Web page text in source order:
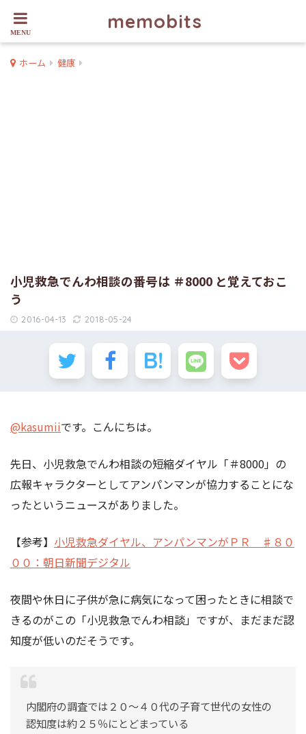
memobits
ホーム 健康
小児救急でんわ相談の番号は ＃8000 と覚えておこ
う
2016-04-13 2018-05-24
@kasumiiです。こんにちは。
先日、小児救急でんわ相談の短縮ダイヤル「＃8000」の
広報キャラクターとしてアンパンマンが協力することにな
ったというニュースがありました。
【参考】 小児救急ダイヤル、アンパンマンがＰＲ ♯８０
００：朝日新聞デジタル
夜間や休日に子供が急に病気になって困ったときに相談で
きるのがこの「小児救急でんわ相談」ですが、まだまだ認
知度が低いのだそうです。
内閣府の調査では２０～４０代の子育て世代の女性の
認知度は約２５％にとどまっている